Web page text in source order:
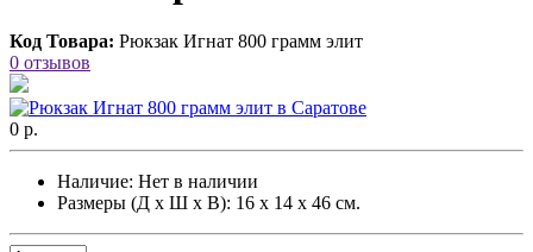
Код Товара: Рюкзак Игнат 800 грамм элит
0 отзывов
0 р.
Наличие: Нет в наличии
Размеры (Д х Ш х В): 16 х 14 х 46 см.